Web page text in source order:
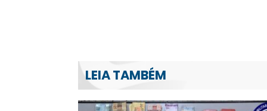
LEIA TAMBÉM